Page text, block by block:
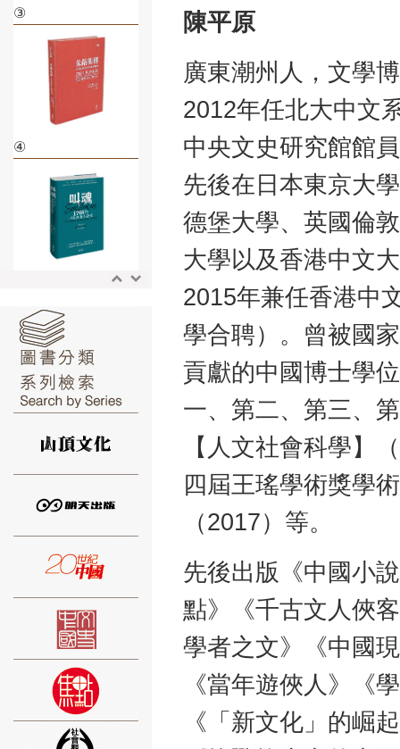
③
④
⑥
陳平原
廣東潮州人，文學
2012年任北大中文
中央文史研究館館
先後在日本東京大
德堡大學、英國倫
大學以及香港中文
2015年兼任香港中
學合聘）。曾被國
貢獻的中國博士學
一、第二、第三、
【人文社會科學】
四屆王瑤學術獎學
（2017）等。
先後出版《中國小
點》《千古文人俠
學者之文》《中國
《當年遊俠人》《
《「新文化」的崛